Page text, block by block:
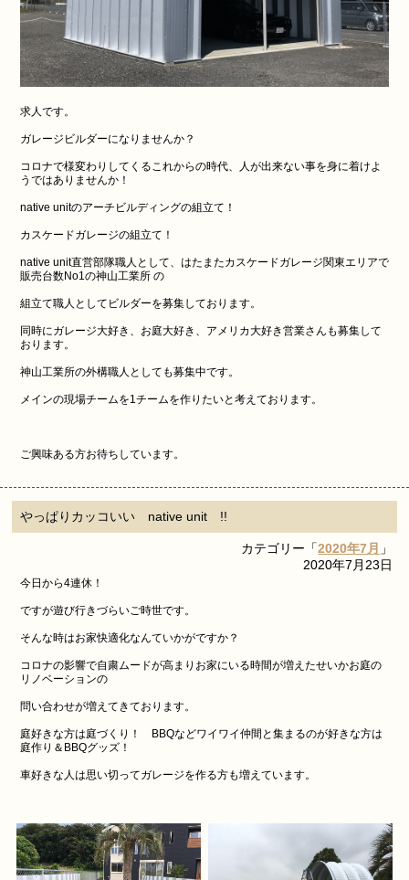
求人です。
ガレージビルダーになりませんか？
コロナで様変わりしてくるこれからの時代、人が出来ない事を身に着けよ
うではありませんか！
native unitのアーチビルディングの組立て！
カスケードガレージの組立て！
native unit直営部隊職人として、はたまたカスケードガレージ関東エリアで
販売台数No1の神山工業所 の
組立て職人としてビルダーを募集しております。
同時にガレージ大好き、お庭大好き、アメリカ大好き営業さんも募集して
おります。
神山工業所の外構職人としても募集中です。
メインの現場チームを1チームを作りたいと考えております。
ご興味ある方お待ちしています。
やっぱりカッコいい native unit !!
カテゴリー「2020年7月 」
2020年7月23日
今日から4連休！
ですが遊び行きづらいご時世です。
そんな時はお家快適化なんていかがですか？
コロナの影響で自粛ムードが高まりお家にいる時間が増えたせいかお庭の
リノベーションの
問い合わせが増えてきております。
庭好きな方は庭づくり！ BBQなどワイワイ仲間と集まるのが好きな方は
庭作り＆BBQグッズ！
車好きな人は思い切ってガレージを作る方も増えています。